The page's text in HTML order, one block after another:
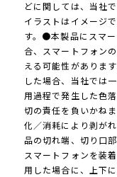
どに関しては、当社
イラストはイメージ
す。●本製品にスマ
合、スマートフォン
える可能性がありま
した場合、当社では
用過程で発生した色
切の責任を負いかね
化／消耗により剥が
品の切れ端、切り口
スマートフォンを装
用した場合に、上下